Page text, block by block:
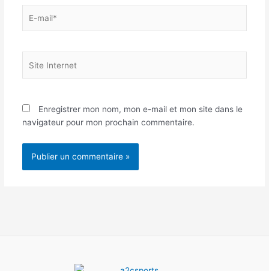
mail*
Internet
Enregistrer mon nom, mon e-mail et mon site dans le
navigateur pour mon prochain commentaire.